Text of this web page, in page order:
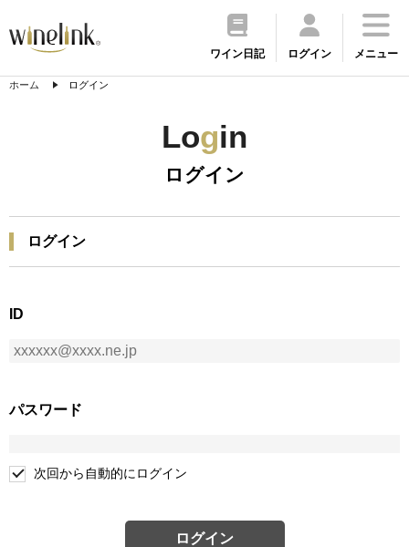
ワイン日記 ログイン メニュー
ホーム ログイン
Login
ログイン
ログイン
ID
パスワード
次回から自動的にログイン
ログイン